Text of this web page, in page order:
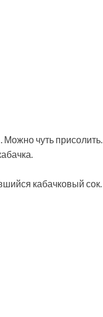
Можно чуть присолить.
кабачковый сок.